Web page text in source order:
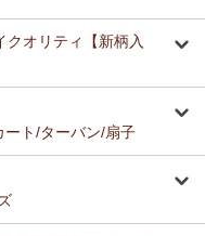
クオリティ【新柄入
ート/ターバン/扇子